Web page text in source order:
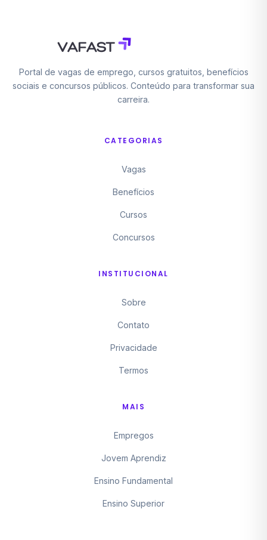
Portal de vagas de emprego, cursos gratuitos, benefícios
sociais e concursos públicos. Conteúdo para transformar sua
carreira.
CATEGORIAS
Vagas
Benefícios
Cursos
Concursos
INSTITUCIONAL
Sobre
Contato
Privacidade
Termos
MAIS
Empregos
Jovem Aprendiz
Ensino Fundamental
Ensino Superior